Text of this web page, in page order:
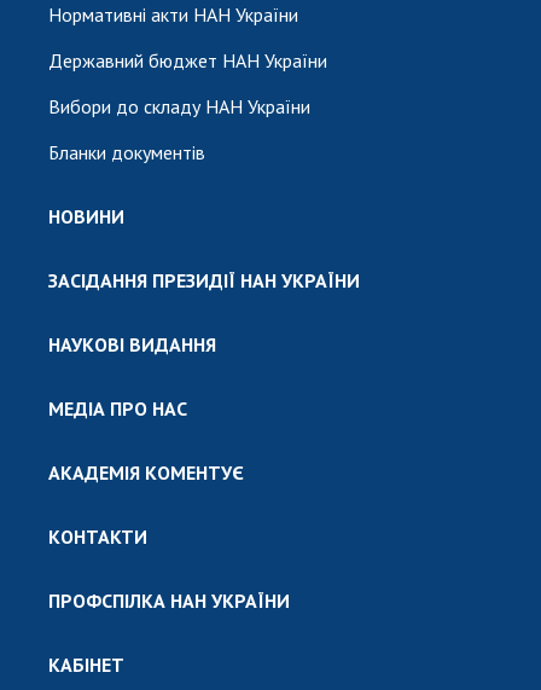
Нормативні акти НАН України
Державний бюджет НАН України
Вибори до складу НАН України
Бланки документів
НОВИНИ
ЗАСІДАННЯ ПРЕЗИДІЇ НАН УКРАЇНИ
НАУКОВІ ВИДАННЯ
МЕДІА ПРО НАС
АКАДЕМІЯ КОМЕНТУЄ
КОНТАКТИ
ПРОФСПІЛКА НАН УКРАЇНИ
КАБІНЕТ